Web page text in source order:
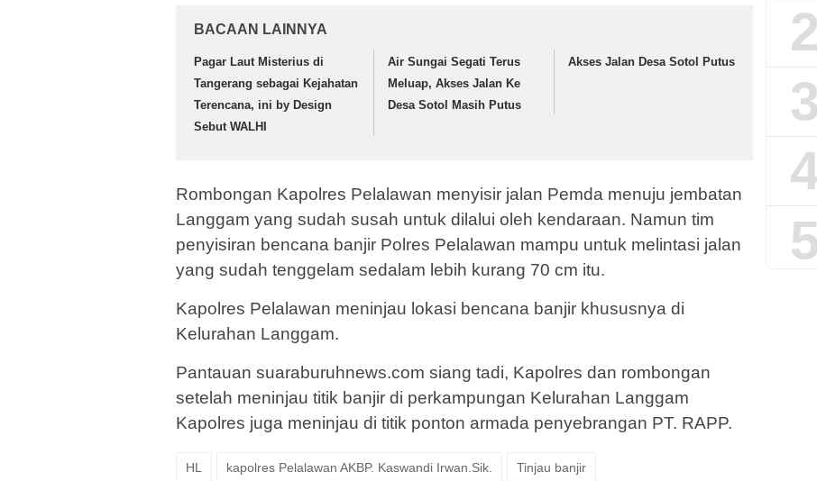
BACAAN LAINNYA
Pagar Laut Misterius di
Tangerang sebagai Kejahatan
Terencana, ini by Design
Sebut WALHI
Air Sungai Segati Terus
Meluap, Akses Jalan Ke
Desa Sotol Masih Putus
Akses Jalan Desa Sotol Putus
Rombongan Kapolres Pelalawan menyisir jalan Pemda menuju jembatan
Langgam yang sudah susah untuk dilalui oleh kendaraan. Namun tim
penyisiran bencana banjir Polres Pelalawan mampu untuk melintasi jalan
yang sudah tenggelam sedalam lebih kurang 70 cm itu.
Kapolres Pelalawan meninjau lokasi bencana banjir khususnya di
Kelurahan Langgam.
Pantauan suaraburuhnews.com siang tadi, Kapolres dan rombongan
setelah meninjau titik banjir di perkampungan Kelurahan Langgam
Kapolres juga meninjau di titik ponton armada penyebrangan PT. RAPP.
HL kapolres Pelalawan AKBP. Kaswandi Irwan.Sik. Tinjau banjir
2
3
4
5